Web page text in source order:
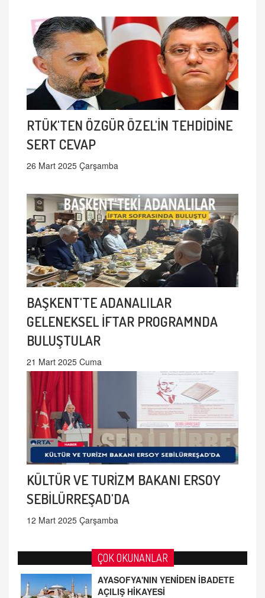
RTÜK'TEN ÖZGÜR ÖZEL'İN TEHDİDİNE
SERT CEVAP
26 Mart 2025 Çarşamba
BAŞKENT'TE ADANALILAR
GELENEKSEL İFTAR PROGRAMNDA
BULUŞTULAR
21 Mart 2025 Cuma
KÜLTÜR VE TURİZM BAKANI ERSOY
SEBİLÜRREŞAD'DA
12 Mart 2025 Çarşamba
ÇOK OKUNANLAR
AYASOFYA'NIN YENİDEN İBADETE
AÇILIŞ HİKAYESİ